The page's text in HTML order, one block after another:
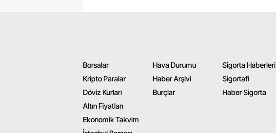
Borsalar
Kripto Paralar
Döviz Kurları
Altın Fiyatları
Ekonomik Takvim
Hava Durumu
Haber Arşivi
Burçlar
Sigorta Haberleri
Sigortafi
Haber Sigorta